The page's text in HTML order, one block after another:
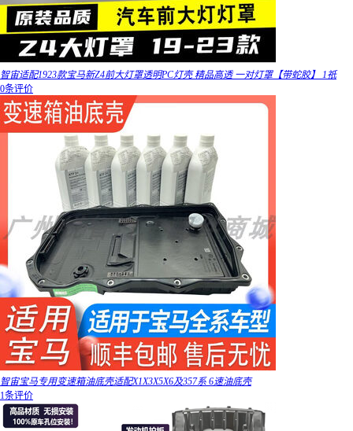
智宙适配1923款宝马新Z4前大灯罩透明PC灯壳 精品高透 一对灯罩【带蛇胶】 1祇
0条评价
智宙宝马专用变速箱油底壳适配X1X3X5X6及357系 6速油底壳
1条评价